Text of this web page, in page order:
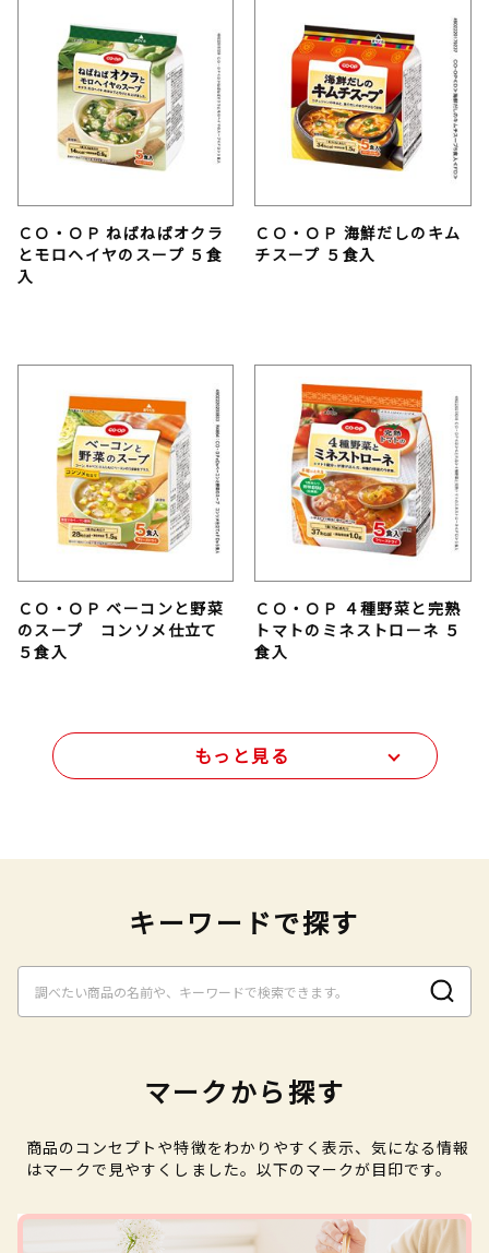
ＣＯ・ＯＰ ねばねばオクラ
とモロヘイヤのスープ ５食
入
ＣＯ・ＯＰ 海鮮だしのキム
チスープ ５食入
ＣＯ・ＯＰ ベーコンと野菜
のスープ コンソメ仕立て
５食入
ＣＯ・ＯＰ ４種野菜と完熟
トマトのミネストローネ ５
食入
もっと見る
キーワードで探す
マークから探す
商品のコンセプトや特徴をわかりやすく表示、気になる情報
はマークで見やすくしました。以下のマークが目印です。